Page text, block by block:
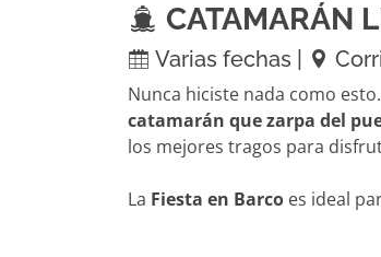
CATAMARÁN
Varias fechas |
Nunca hiciste nada como
catamarán que zarpa del
los mejores tragos para
La Fiesta en Barco es ideal